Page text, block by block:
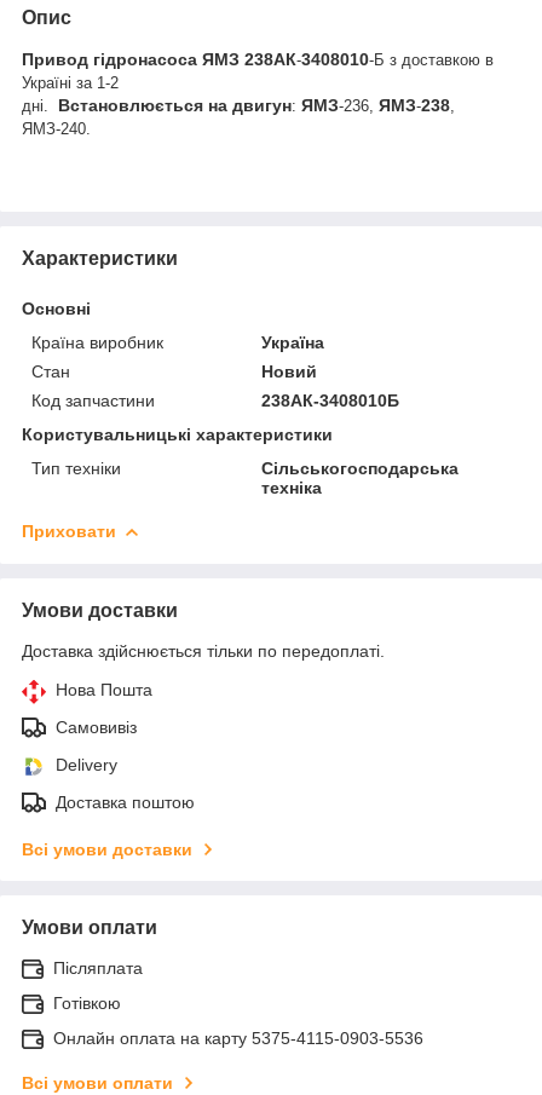
Опис
Привод гідронасоса ЯМЗ 238АК-3408010-Б з доставкою в
Україні за 1-2
дні.
Встановлюється на двигун: ЯМЗ-236, ЯМЗ-238
ЯМЗ-240.
Характеристики
Основні
Країна виробник
Україна
Стан
Новий
Код запчастини
238АК-3408010Б
Користувальницькі характеристики
Тип техніки
Сільськогосподарська
техніка
Приховати
Умови доставки
Доставка здійснюється тільки по передоплаті.
Нова Пошта
Самовивіз
Delivery
Доставка поштою
Всі умови доставки
Умови оплати
Післяплата
Готівкою
Онлайн оплата на карту 5375-4115-0903-5536
Всі умови оплати